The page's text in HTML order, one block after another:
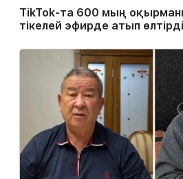
TikTok-та 600 мың
тікелей эфирде атып өлтірді